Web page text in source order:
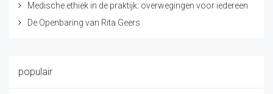
Medische ethiek in de praktijk: overwegingen voor iedereen
De Openbaring van Rita Geers
populair